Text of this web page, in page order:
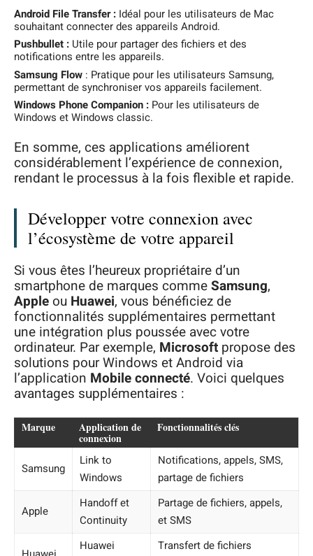
Android File Transfer : Idéal pour les utilisateurs de Mac
souhaitant connecter des appareils Android.
Pushbullet : Utile pour partager des fichiers et des
notifications entre les appareils.
Samsung Flow : Pratique pour les utilisateurs Samsung,
permettant de synchroniser vos appareils facilement.
Windows Phone Companion : Pour les utilisateurs de
Windows et Windows classic.
En somme, ces applications améliorent
considérablement l’expérience de connexion,
rendant le processus à la fois flexible et rapide.
Développer votre connexion avec
l’écosystème de votre appareil
Si vous êtes l’heureux propriétaire d’un
smartphone de marques commeSamsung,
Apple ou Huawei, vous bénéficiez de
fonctionnalités supplémentaires permettant
une intégration plus poussée avec votre
ordinateur. Par exemple, Microsoft propose des
solutions pour Windows et Android via
l’application Mobile connecté. Voici quelques
avantages supplémentaires :
Marque Application de
connexion
Fonctionnalités clés
Samsung
Link to
Windows
Notifications, appels, SMS,
partage de fichiers
Apple
Handoff et
Continuity
Partage de fichiers, appels,
et SMS
Huawei
Transfert de fichiers